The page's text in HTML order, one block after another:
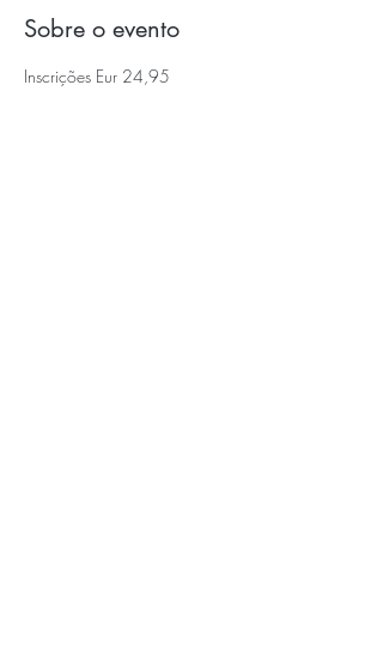
Sobre o evento
Inscrições Eur 24,95